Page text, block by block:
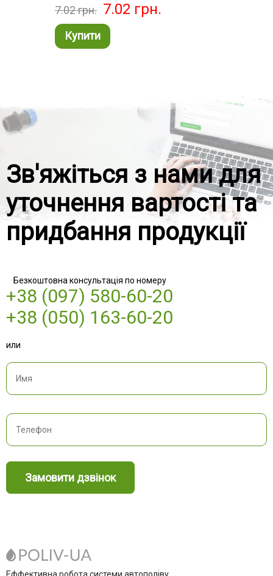
7.02грн. 7.02 грн.
Купити
Зв'яжіться з нами для
уточнення вартості та
придбання продукції
Безкоштовна консультація по номеру
+38 (097) 580-60-20
+38 (050) 163-60-20
или
Замовити дзвінок